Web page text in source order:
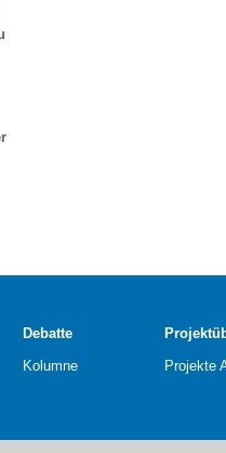
Debatte
Kolumne
Projekte